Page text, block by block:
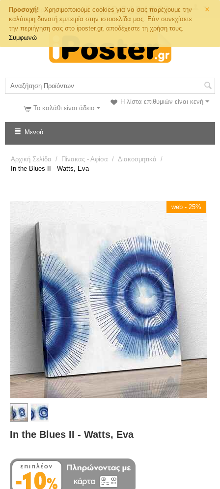
×
Προσοχή!
Χρησιμοποιούμε cookies για να σας παρέχουμε την
καλύτερη δυνατή εμπειρία στην ιστοσελίδα μας. Εάν συνεχίσετε
την περιήγηση σας στο iposter.gr, αποδέχεστε τη χρήση τους.
Συμφωνώ
Τηλ. Παραγγελιών
Η λίστα επιθυμιών είναι κενή
Το καλάθι είναι άδειο
Μενού
Αρχική Σελίδα / Πίνακας - Αφίσα / Διακοσμητικά /
In the Blues II - Watts, Eva
web - 25%
In the Blues II - Watts, Eva